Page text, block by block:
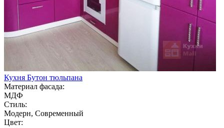
Кухня Бутон тюльпана
Материал фасада:
МДФ
Стиль:
Модерн, Современный
Цвет: